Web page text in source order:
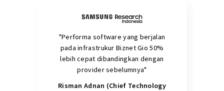
"Performa software yang berjalan
pada infrastrukur Biznet Gio 50%
lebih cepat dibandingkan dengan
provider sebelumnya"
Risman Adnan (Chief Technology